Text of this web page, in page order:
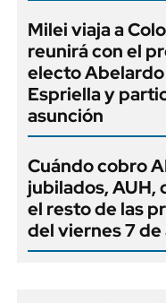
Milei viaja a
reunirá con el
electo Abelardo
Espriella y
asunción
Cuándo cobro
jubilados, AUH,
el resto de las
del viernes 7